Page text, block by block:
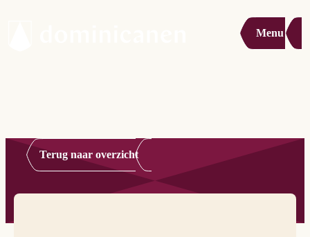
Menu
Terug naar overzicht